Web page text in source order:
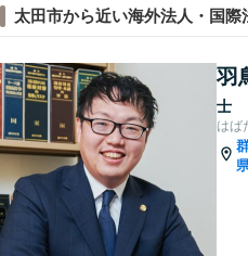
太田市から近い海外法人・国際
羽
士
はば